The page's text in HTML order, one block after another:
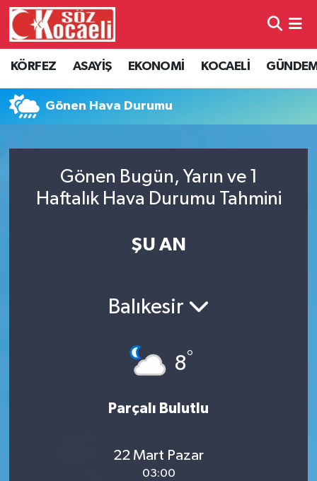
KÖRFEZ ASAYİŞ EKONOMİ KOCAELİ
Gönen Hava Durumu
Gönen Bugün, Yarın ve 1
Haftalık Hava Durumu Tahmini
ŞU AN
Balıkesir
8°
Parçalı Bulutlu
22 Mart Pazar
03:00
Kocaeli Hava Durumu
Kocaeli Namaz Vakitleri
Süper Lig Puan Durumu ve Fikstür